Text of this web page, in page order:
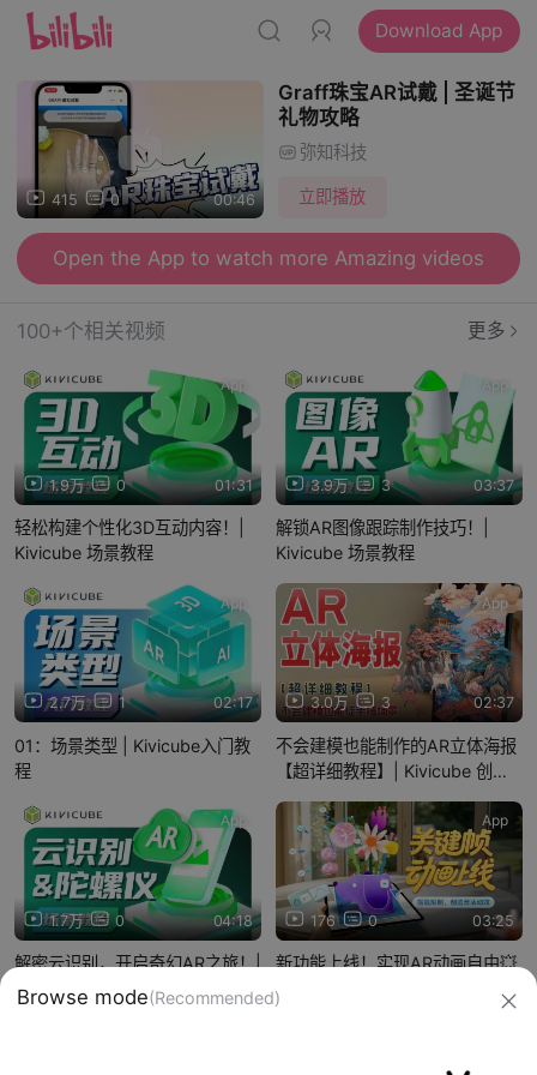
Download App
415 0 00:46
Graff珠宝AR试戴 | 圣诞节
礼物攻略
弥知科技
立即播放
Open the App to watch more Amazing videos
100+个相关视频 更多
1.9万 0 01:31
App
轻松构建个性化3D互动内容！|
Kivicube 场景教程
3.9万 3 03:37
App
解锁AR图像跟踪制作技巧！|
Kivicube 场景教程
2.7万 1 02:17
App
01：场景类型 | Kivicube入门教
程
3.0万 3 02:37
App
不会建模也能制作的AR立体海报
【超详细教程】| Kivicube 创意
1.7万 0 04:18
App
解密云识别，开启奇幻AR之旅！|
Kivicube 场景教程
176 0 03:25
App
新功能上线！实现AR动画自由💥